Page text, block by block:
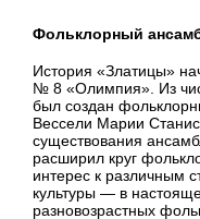
Фольклорный
История «Златицы»
№ 8 «Олимпия». Из
был создан
Вессели Марии
существования
расширил круг
интерес к различным
культуры — в
разновозрастных